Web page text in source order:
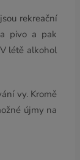
rekreační
pivo a pak
létě alkohol
vy. Kromě
újmy na